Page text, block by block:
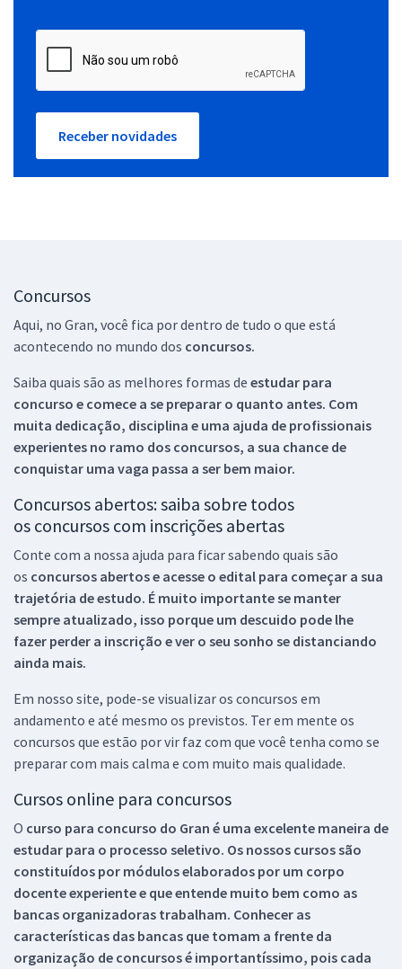
Receber novidades
Concursos
Aqui, no Gran, você fica por dentro de tudo o que está
acontecendo no mundo dos concursos.
Saiba quais são as melhores formas de estudar para
concurso e comece a se preparar o quanto antes. Com
muita dedicação, disciplina e uma ajuda de profissionais
experientes no ramo dos concursos, a sua chance de
conquistar uma vaga passa a ser bem maior.
Concursos abertos: saiba sobre todos
os concursos com inscrições abertas
Conte com a nossa ajuda para ficar sabendo quais são
os concursos abertos e acesse o edital para começar a sua
trajetória de estudo. É muito importante se manter
sempre atualizado, isso porque um descuido pode lhe
fazer perder a inscrição e ver o seu sonho se distanciando
ainda mais.
Em nosso site, pode-se visualizar os concursos em
andamento e até mesmo os previstos. Ter em mente os
concursos que estão por vir faz com que você tenha como se
preparar com mais calma e com muito mais qualidade.
Cursos online para concursos
O curso para concurso do Gran é uma excelente maneira de
estudar para o processo seletivo. Os nossos cursos são
constituídos por módulos elaborados por um corpo
docente experiente e que entende muito bem como as
bancas organizadoras trabalham. Conhecer as
características das bancas que tomam a frente da
organização de concursos é importantíssimo, pois cada